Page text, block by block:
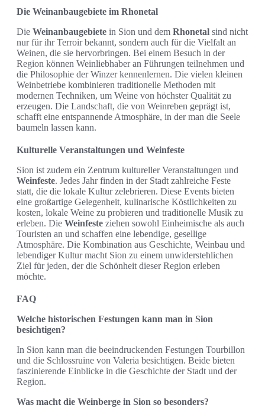
Die Weinanbaugebiete im Rhonetal
Die Weinanbaugebiete in Sion und dem Rhonetal sind nicht
nur für ihr Terroir bekannt, sondern auch für die Vielfalt an
Weinen, die sie hervorbringen. Bei einem Besuch in der
Region können Weinliebhaber an Führungen teilnehmen und
die Philosophie der Winzer kennenlernen. Die vielen kleinen
Weinbetriebe kombinieren traditionelle Methoden mit
modernen Techniken, um Weine von höchster Qualität zu
erzeugen. Die Landschaft, die von Weinreben geprägt ist,
schafft eine entspannende Atmosphäre, in der man die Seele
baumeln lassen kann.
Kulturelle Veranstaltungen und Weinfeste
Sion ist zudem ein Zentrum kultureller Veranstaltungen und
Weinfeste. Jedes Jahr finden in der Stadt zahlreiche Feste
statt, die die lokale Kultur zelebrieren. Diese Events bieten
eine großartige Gelegenheit, kulinarische Köstlichkeiten zu
kosten, lokale Weine zu probieren und traditionelle Musik zu
erleben. Die Weinfeste ziehen sowohl Einheimische als auch
Touristen an und schaffen eine lebendige, gesellige
Atmosphäre. Die Kombination aus Geschichte, Weinbau und
lebendiger Kultur macht Sion zu einem unwiderstehlichen
Ziel für jeden, der die Schönheit dieser Region erleben
möchte.
FAQ
Welche historischen Festungen kann man in Sion
besichtigen?
In Sion kann man die beeindruckenden Festungen Tourbillon
und die Schlossruine von Valeria besichtigen. Beide bieten
faszinierende Einblicke in die Geschichte der Stadt und der
Region.
Was macht die Weinberge in Sion so besonders?